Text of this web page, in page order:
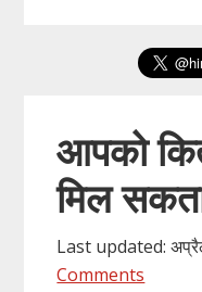
आपको
मिल
Last updated:
Comments